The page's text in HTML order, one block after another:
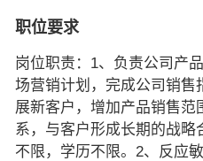
职位要求
岗位职责：1、负责公司产
场营销计划，完成公司销售
展新客户，增加产品销售范
系，与客户形成长期的战略
不限，学历不限。2、反应